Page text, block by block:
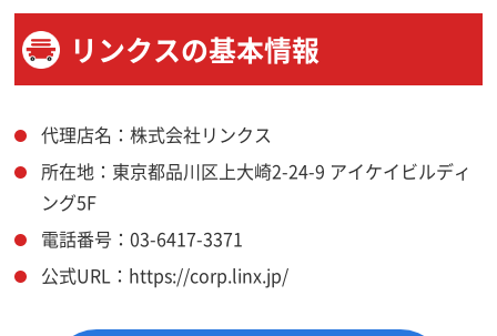
リンクスの基本情報
代理店名：株式会社リンクス
所在地：東京都品川区上大崎2-24-9 アイケイビルディ
ング5F
電話番号：03-6417-3371
公式URL：https://corp.linx.jp/